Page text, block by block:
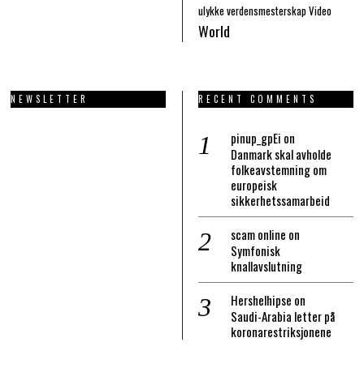
ulykke verdensmesterskapVideo
World
NEWSLETTER RECENT COMMENTS
pinup_gpEi on
Danmark skal avholde
folkeavstemning om
europeisk
sikkerhetssamarbeid
scam online on
Symfonisk
knallavslutning
Hershelhipse on
Saudi-Arabia letter på
koronarestriksjonene